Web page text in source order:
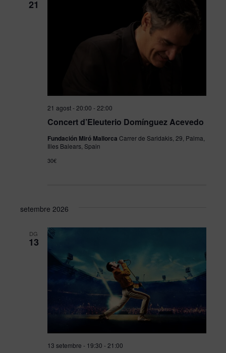
21
Concert d’Eleuterio Domínguez Acevedo
21 agost - 20:00 - 22:00
Fundación Miró Mallorca Carrer de Saridakis, 29, Palma,
Illes Balears, Spain
30€
setembre 2026
DG
13
13 setembre - 19:30 - 21:00